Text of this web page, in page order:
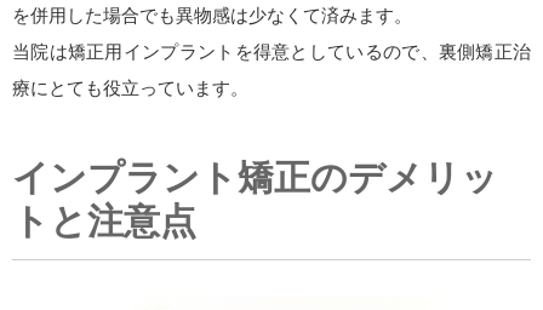
を併用した場合でも異物感は少なくて済みます。
当院は矯正用インプラントを得意としているので、裏側矯正治
療にとても役立っています。
インプラント矯正のデメリッ
トと注意点